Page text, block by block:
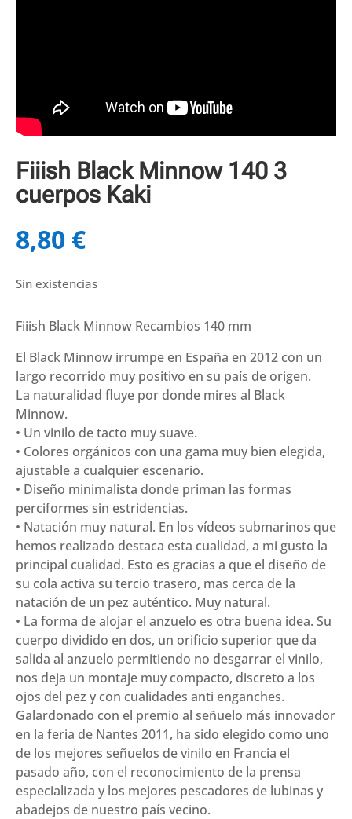
Fiiish Black Minnow 140 3
cuerpos Kaki
8,80 €
Sin existencias
Fiiish Black Minnow Recambios 140 mm
El Black Minnow irrumpe en España en 2012 con un
largo recorrido muy positivo en su país de origen.
La naturalidad fluye por donde mires al Black
Minnow.
• Un vinilo de tacto muy suave.
• Colores orgánicos con una gama muy bien elegida,
ajustable a cualquier escenario.
• Diseño minimalista donde priman las formas
perciformes sin estridencias.
• Natación muy natural. En los vídeos submarinos que
hemos realizado destaca esta cualidad, a mi gusto la
principal cualidad. Esto es gracias a que el diseño de
su cola activa su tercio trasero, mas cerca de la
natación de un pez auténtico. Muy natural.
• La forma de alojar el anzuelo es otra buena idea. Su
cuerpo dividido en dos, un orificio superior que da
salida al anzuelo permitiendo no desgarrar el vinilo,
nos deja un montaje muy compacto, discreto a los
ojos del pez y con cualidades anti enganches.
Galardonado con el premio al señuelo más innovador
en la feria de Nantes 2011, ha sido elegido como uno
de los mejores señuelos de vinilo en Francia el
pasado año, con el reconocimiento de la prensa
especializada y los mejores pescadores de lubinas y
abadejos de nuestro país vecino.